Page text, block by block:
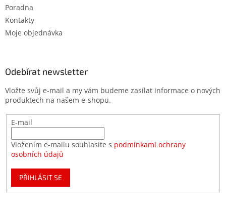
Poradna
Kontakty
Moje objednávka
Odebírat newsletter
Vložte svůj e-mail a my vám budeme zasílat informace o nových
produktech na našem e-shopu.
E-mail
Vložením e-mailu souhlasíte s podmínkami ochrany
osobních údajů
PŘIHLÁSIT SE